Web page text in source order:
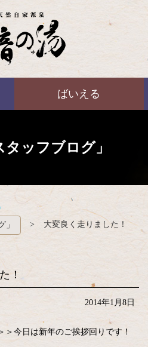
える
ばいえる
ッフブログ」
」 大変良く走りました！
！
2014年1月8日
＞今日は新年のご挨拶回りです！